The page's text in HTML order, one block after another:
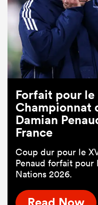
Forfait pour
Championnat
Damian
France
Coup dur pour le
Penaud forfait pour
Nations 2026.